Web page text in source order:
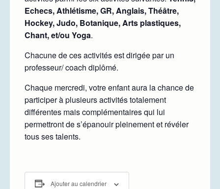
Echecs, Athlétisme, GR, Anglais, Théâtre,
Hockey, Judo, Botanique, Arts plastiques,
Chant, et/ou Yoga.
Chacune de ces activités est dirigée par un
professeur/ coach diplômé.
Chaque mercredi, votre enfant aura la chance de
participer à plusieurs activités totalement
différentes mais complémentaires qui lui
permettront de s’épanouir pleinement et révéler
tous ses talents.
Ajouter au calendrier